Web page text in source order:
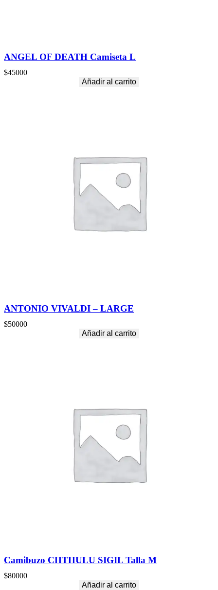
ANGEL OF DEATH Camiseta L
$45000
Añadir al carrito
ANTONIO VIVALDI – LARGE
$50000
Añadir al carrito
Camibuzo CHTHULU SIGIL Talla M
$80000
Añadir al carrito